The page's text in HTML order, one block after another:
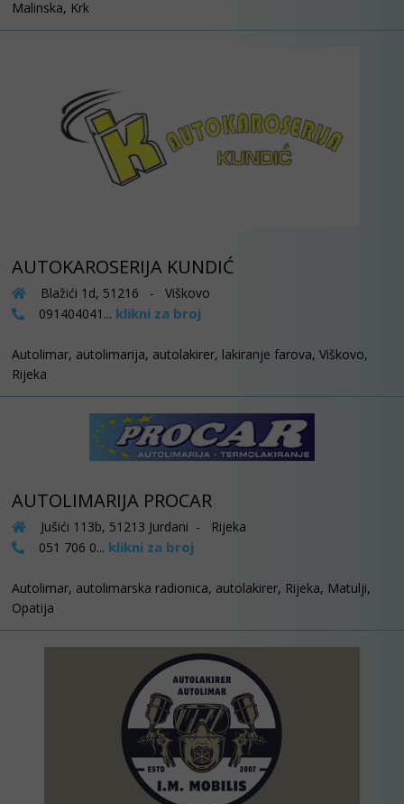
Malinska, Krk
AUTOKAROSERIJA KUNDIĆ
Blažići 1d, 51216 - Viškovo
091404041... klikni za broj
Autolimar, autolimarija, autolakirer, lakiranje farova, Viškovo,
Rijeka
AUTOLIMARIJA PROCAR
Jušići 113b, 51213 Jurdani - Rijeka
051 706 0... klikni za broj
Autolimar, autolimarska radionica, autolakirer, Rijeka, Matulji,
Opatija